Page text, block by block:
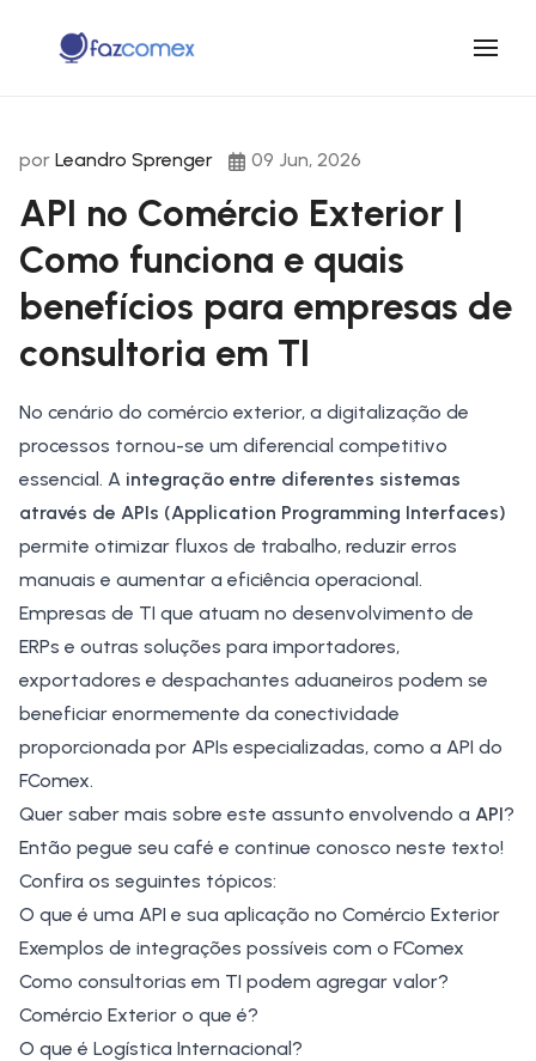
por Leandro Sprenger 09 Jun, 2026
API no Comércio Exterior |
Como funciona e quais
benefícios para empresas de
consultoria em TI
No cenário do comércio exterior, a digitalização de
processos tornou-se um diferencial competitivo
essencial. A integração entre diferentes sistemas
através de APIs (Application Programming Interfaces)
permite otimizar fluxos de trabalho, reduzir erros
manuais e aumentar a eficiência operacional.
Empresas de TI que atuam no desenvolvimento de
ERPs e outras soluções para importadores,
exportadores e despachantes aduaneiros podem se
beneficiar enormemente da conectividade
proporcionada por APIs especializadas, como a API do
FComex.
Quer saber mais sobre este assunto envolvendo a API?
Então pegue seu café e continue conosco neste texto!
Confira os seguintes tópicos:
O que é uma API e sua aplicação no Comércio Exterior
Exemplos de integrações possíveis com o FComex
Como consultorias em TI podem agregar valor?
Comércio Exterior o que é?
O que é Logística Internacional?